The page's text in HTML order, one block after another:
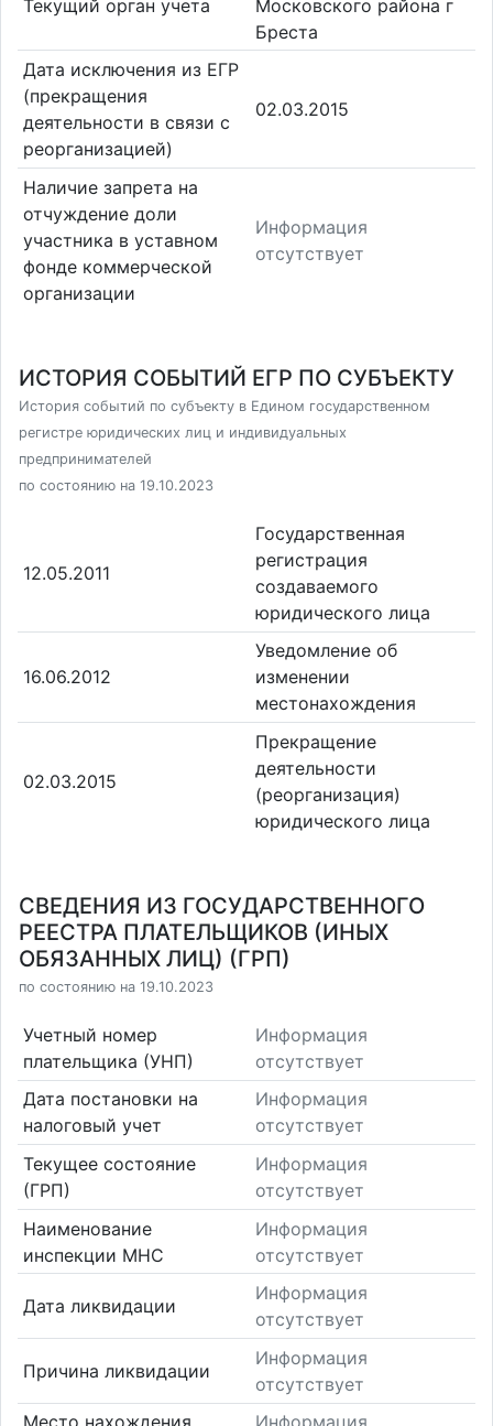
Текущий орган учета
Московского района г
Бреста
Дата исключения из ЕГР
(прекращения
деятельности в связи с
реорганизацией)
02.03.2015
Наличие запрета на
отчуждение доли
участника в уставном
фонде коммерческой
организации
Информация
отсутствует
ИСТОРИЯ СОБЫТИЙ ЕГР ПО СУБЪЕКТУ
История событий по субъекту в Едином государственном
регистре юридических лиц и индивидуальных
предпринимателей
по состоянию на 19.10.2023
12.05.2011
Государственная
регистрация
создаваемого
юридического лица
16.06.2012
Уведомление об
изменении
местонахождения
02.03.2015
Прекращение
деятельности
(реорганизация)
юридического лица
СВЕДЕНИЯ ИЗ ГОСУДАРСТВЕННОГО
РЕЕСТРА ПЛАТЕЛЬЩИКОВ (ИНЫХ
ОБЯЗАННЫХ ЛИЦ) (ГРП)
по состоянию на 19.10.2023
Учетный номер
плательщика (УНП)
Информация
отсутствует
Дата постановки на
налоговый учет
Информация
отсутствует
Текущее состояние
(ГРП)
Информация
отсутствует
Наименование
инспекции МНС
Информация
отсутствует
Дата ликвидации
Информация
отсутствует
Причина ликвидации
Информация
отсутствует